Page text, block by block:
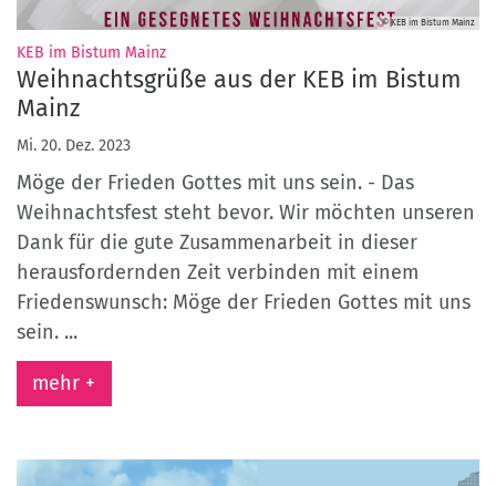
© KEB im Bistum Mainz
KEB im Bistum Mainz:
Weihnachtsgrüße aus der KEB im Bistum
Mainz
Mi. 20. Dez. 2023
Möge der Frieden Gottes mit uns sein. - Das
Weihnachtsfest steht bevor. Wir möchten unseren
Dank für die gute Zusammenarbeit in dieser
herausfordernden Zeit verbinden mit einem
Friedenswunsch: Möge der Frieden Gottes mit uns
sein. ...
mehr +